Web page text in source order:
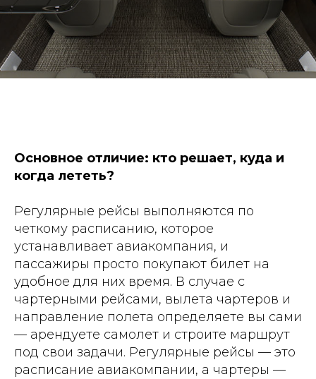
Основное отличие: кто решает, куда и
когда лететь?
Регулярные рейсы выполняются по
четкому расписанию, которое
устанавливает авиакомпания, и
пассажиры просто покупают билет на
удобное для них время. В случае с
чартерными рейсами, вылета чартеров и
направление полета определяете вы сами
— арендуете самолет и строите маршрут
под свои задачи. Регулярные рейсы — это
расписание авиакомпании, а чартеры —